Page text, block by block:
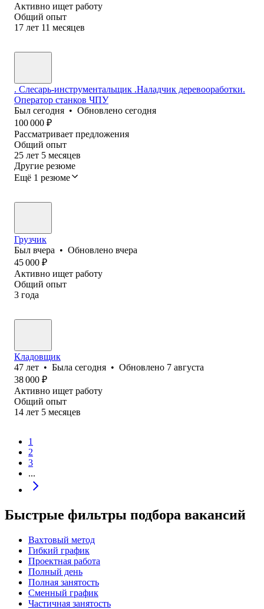
Активно ищет работу
Общий опыт
17 лет 11 месяцев
. Слесарь-инструментальщик .Наладчик деревооработки.
Оператор станков ЧПУ
Был сегодня • Обновлено сегодня
100 000 ₽
Рассматривает предложения
Общий опыт
25 лет 5 месяцев
Другие резюме
Ещё 1 резюме
Грузчик
Был вчера • Обновлено вчера
45 000 ₽
Активно ищет работу
Общий опыт
3 года
Кладовщик
47 лет • Была сегодня • Обновлено 7 августа
38 000 ₽
Активно ищет работу
Общий опыт
14 лет 5 месяцев
1
2
3
...
Быстрые фильтры подбора вакансий
Вахтовый метод
Гибкий график
Проектная работа
Полный день
Полная занятость
Сменный график
Частичная занятость